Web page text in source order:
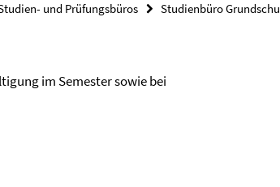
und Prüfungsbüros Studienbüro
im Semester sowie bei